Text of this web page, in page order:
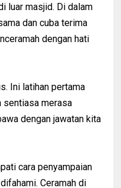
luar masjid. Di dalam
dan cuba terima
dengan hati
Ini latihan pertama
sentiasa merasa
dengan jawatan kita
cara penyampaian
Ceramah di